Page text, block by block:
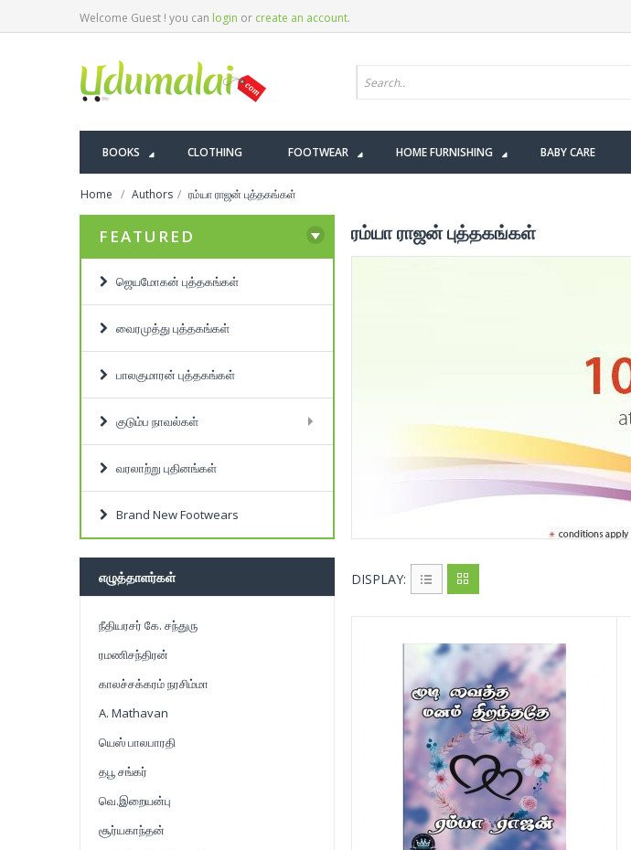
Welcome Guest ! you can login or create an account.
BOOKS CLOTHING FOOTWEAR HOME FURNISHING BABY CARE
Home Authors ரம்யா ராஜன் புத்தகங்கள்
FEATURED
ஜெயமோகன் புத்தகங்கள்
வைரமுத்து புத்தகங்கள்
பாலகுமாரன் புத்தகங்கள்
குடும்ப நாவல்கள்
வரலாற்று புதினங்கள்
Brand New Footwears
எழுத்தாளர்கள்
நீதியரசர் கே. சந்துரு
ரமணிசந்திரன்
காலச்சக்கரம் நரசிம்மா
A. Mathavan
யெஸ் பாலபாரதி
தபூ சங்கர்
வெ.இறையன்பு
சூர்யகாந்தன்
ரம்யா ராஜன் புத்தகங்கள்
DISPLAY: